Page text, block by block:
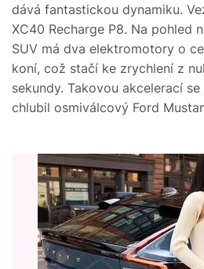
dává fantastickou dynamiku.
XC40 Recharge P8. Na pohled
SUV má dva elektromotory o
koní, což stačí ke zrychlení z
sekundy. Takovou akcelerací
chlubil osmiválcový Ford